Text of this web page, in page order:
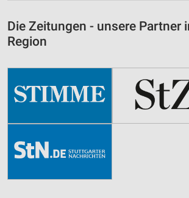
Die Zeitungen - unsere Partner
Region